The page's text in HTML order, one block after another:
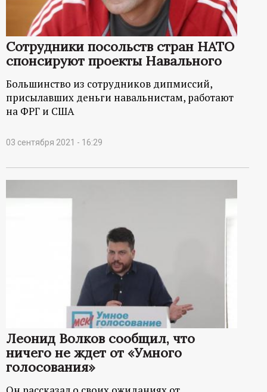
Сотрудники посольств стран НАТО
спонсируют проекты Навального
Большинство из сотрудников дипмиссий,
присылавших деньги навальнистам, работают
на ФРГ и США
03 сентября 2021 - 16:29
Леонид Волков сообщил, что
ничего не ждет от «Умного
голосования»